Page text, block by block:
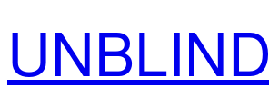
UNBLIND